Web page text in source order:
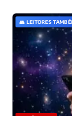
👥 LEITORES